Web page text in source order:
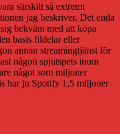
särskilt så extremt
jag beskriver. Det enda
bekväm med att köpa
basis fildelar eller
annan streamingtjänst för
någon spjutspets inom
något som miljoner
har ju Spotify 1,5 miljoner